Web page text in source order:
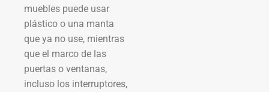
muebles puede usar
plástico o una manta
que ya no use, mientras
que el marco de las
puertas o ventanas,
incluso los interruptores,